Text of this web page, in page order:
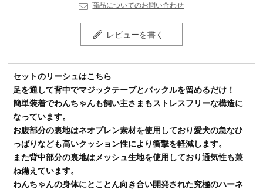
商品についてのお問い合わせ
レビューを書く
セットのリーシュはこちら
足を通して背中でマジックテープとバックルを留めるだけ！
簡単装着でわんちゃんも飼い主さまもストレスフリーな構造に
なっています。
お腹部分の裏地はネオプレン素材を使用しており愛犬の急なひ
っぱりなども高いクッション性により衝撃を軽減します。
また背中部分の裏地はメッシュ生地を使用しており通気性も兼
ね備えています。
わんちゃんの身体にとことん向き合い開発された究極のハーネ